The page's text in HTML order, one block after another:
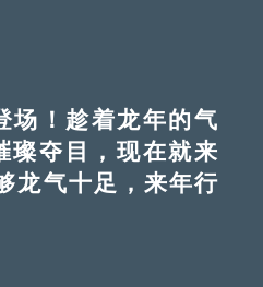
！趁着龙年的气
璨夺目，现在就来
龙气十足，来年行